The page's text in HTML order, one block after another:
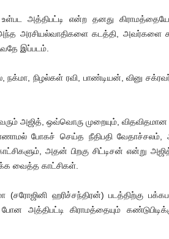
அத்திபட்டி என்ற தனது
அரசியல்வாதிகளை கடத்தி, அவர்களை
இப்படம்.
நக்மா, நிழல்கள் ரவி, பாண்டியன், வினு
அஜித், ஒவ்வொரு முறையும்,
போகச் செய்த நீதிபதி வேதாச்சலம்,
அதன் பிறகு சிட்டிசன் என்று அஜித்
வைத்த காட்சிகள்.
(சரோஜினி ஹரிச்சந்திரன்) படத்திற்கு
அத்திபட்டி கிராமத்தையும்